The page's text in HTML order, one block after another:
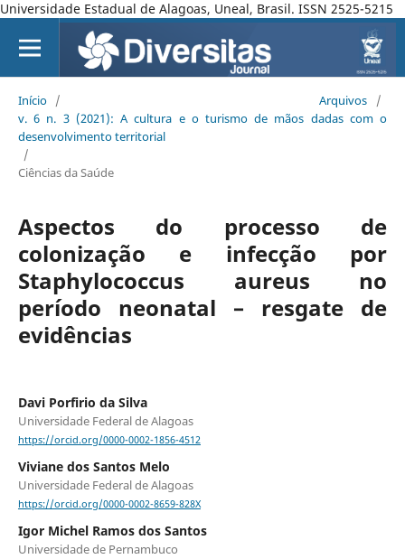
Universidade Estadual de Alagoas, Uneal, Brasil. ISSN 2525-5215
Início / Arquivos
/
v. 6 n. 3 (2021): A cultura e o turismo de mãos dadas com o
desenvolvimento territorial
/
Ciências da Saúde
Aspectos do processo de
colonização e infecção por
Staphylococcus aureus no
período neonatal – resgate de
evidências
Davi Porfirio da Silva
Universidade Federal de Alagoas
https://orcid.org/0000-0002-1856-4512
Viviane dos Santos Melo
Universidade Federal de Alagoas
https://orcid.org/0000-0002-8659-828X
Igor Michel Ramos dos Santos
Universidade de Pernambuco